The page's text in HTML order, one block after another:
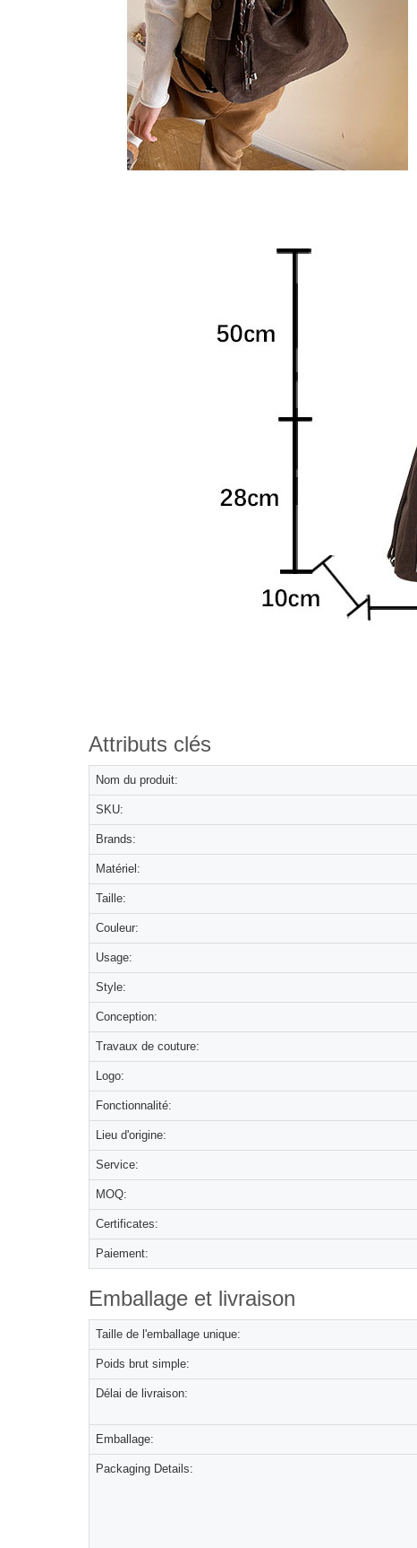
Attributs clés
Nom du produit:
SKU:
Brands:
Matériel:
Taille:
Couleur:
Usage:
Style:
Conception:
Travaux de couture:
Logo:
Fonctionnalité:
Lieu d'origine:
Service:
MOQ:
Certificates:
Paiement:
Emballage et livraison
Taille de l'emballage unique:
Poids brut simple:
Délai de livraison:
Emballage:
Packaging Details: